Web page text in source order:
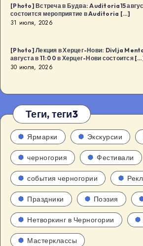
[Photo] Встреча в Будва: Auditoria15
состоится мероприятие в Auditoria […]
31 июля, 2026
[Photo] Лекция в Херцег-Нови: Divlja
августа в 11:00 в Херцег-Нови состоится
30 июля, 2026
Теги, теги3
Ярмарки Экскурсии
черногория Фестивали
события черногории
Праздники Поэзия
Нетворкинг в Черногории
Мастерклассы